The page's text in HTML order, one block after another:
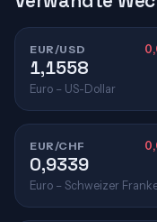
EUR/USD
1,1558
Euro – US-Dollar
EUR/CHF
0,9339
Euro – Schweizer